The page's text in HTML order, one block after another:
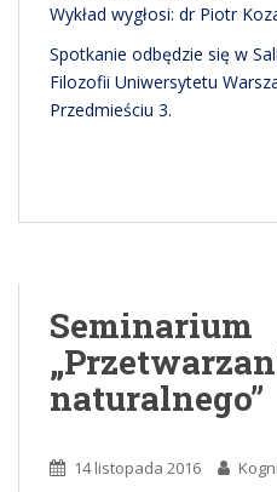
Wykład wygłosi: dr Piotr
Spotkanie odbędzie się w
Filozofii Uniwersytetu
Przedmieściu 3.
Seminarium
naturalnego”
14 listopada 2016